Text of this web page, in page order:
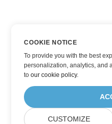
COOKIE NOTICE
To provide you with the best
personalization, analytics, and
toour cookie policy.
CUSTOMIZE